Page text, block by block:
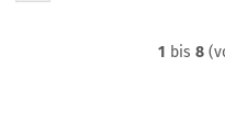
1 bis 8